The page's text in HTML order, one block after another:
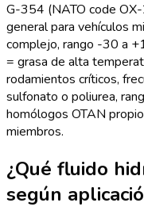
G-354 (NATO code
general para vehículos
complejo, rango -30 a
= grasa de alta
rodamientos críticos,
sulfonato o poliurea,
homólogos OTAN
miembros.
¿Qué fluido
según